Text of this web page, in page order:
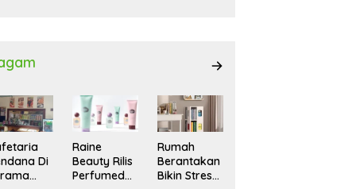
Di
Raine
Beauty Rilis
Perfumed
Rumah
Berantakan
Bikin Stres?